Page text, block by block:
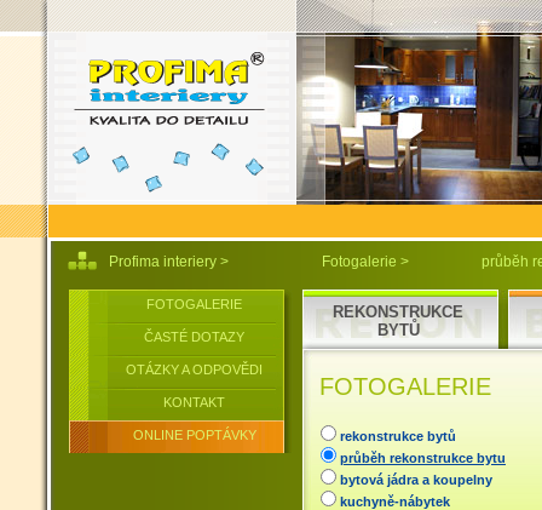
Profima interiery > Fotogalerie > průběh
FOTOGALERIE
ČASTÉ DOTAZY
OTÁZKY A ODPOVĚDI
KONTAKT
ONLINE POPTÁVKY
REKONSTRUKCE
BYTŮ
FOTOGALERIE
rekonstrukce bytů
průběh rekonstrukce bytu
bytová jádra a koupelny
kuchyně-nábytek